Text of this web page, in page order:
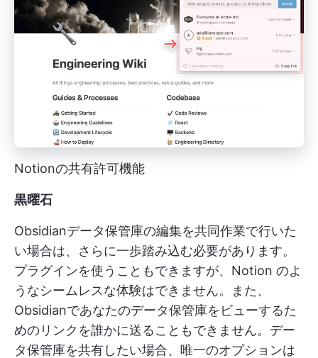
Notionの共有許可機能
黒曜石
Obsidianデータ保管庫の編集を共同作業で行いた
い場合は、さらに一歩踏み込む必要があります。
プラグインを使うこともできますが、Notion のよ
うなシームレスな体験はできません。また、
Obsidianであなたのデータ保管庫をビューするた
めのリンクを誰かに送ることもできません。デー
タ保管庫を共有したい場合、唯一のオプションは